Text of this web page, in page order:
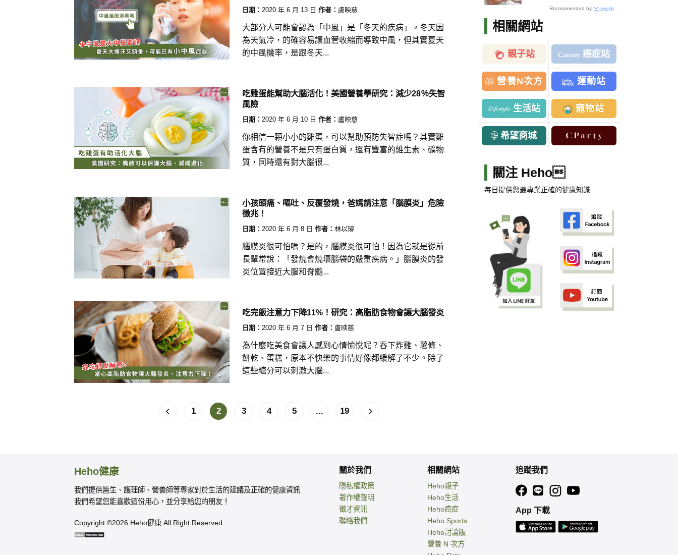
日期： 2020 年 6 月 13 日 作者： 盧映慈
大部分人可能會認為「中風」是「冬天的疾病」。冬天因
為天氣冷，的確容易讓血管收縮而導致中風，但其實夏天
的中風機率，是跟冬天...
吃雞蛋能幫助大腦活化！美國營養學研究：減少28％失智
風險
日期： 2020 年 6 月 10 日 作者： 盧映慈
你相信一顆小小的雞蛋，可以幫助預防失智症嗎？其實雞
蛋含有的營養不是只有蛋白質，還有豐富的維生素、礦物
質，同時還有對大腦很...
小孩頭痛、嘔吐、反覆發燒，爸媽請注意「腦膜炎」危險
徵兆！
日期： 2020 年 6 月 8 日 作者： 林以璿
腦膜炎很可怕嗎？是的，腦膜炎很可怕！因為它就是從前
長輩常說：「發燒會燒壞腦袋的嚴重疾病。」腦膜炎的發
炎位置接近大腦和脊髓...
吃完飯注意力下降11%！研究：高脂肪食物會讓大腦發炎
日期： 2020 年 6 月 7 日 作者： 盧映慈
為什麼吃美食會讓人感到心情愉悅呢？吞下炸雞、薯條、
餅乾、蛋糕，原本不快樂的事情好像都緩解了不少。除了
這些糖分可以刺激大腦...
1 2 3 4 5 ... 19
Recommended by
相關網站
親子站 癌症站
營養N次方 運動站
生活站 寵物站
希望商城
關注 Heho
每日提供您最專業正確的健康知識
Heho健康
我們提供醫生、護理師、營養師等專家對於生活的建議及正確的健康資訊
我們希望您能喜歡這份用心，並分享給您的朋友！
Copyright ©2026 Heho健康 All Right Reserved.
關於我們
隱私權政策
著作權聲明
徵才資訊
聯絡我們
相關網站
Heho親子
Heho生活
Heho癌症
Heho Sports
Heho討論版
營養 N 次方
追蹤我們
App 下載